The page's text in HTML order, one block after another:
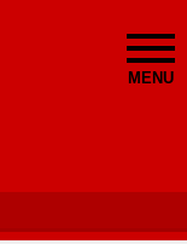
MENU